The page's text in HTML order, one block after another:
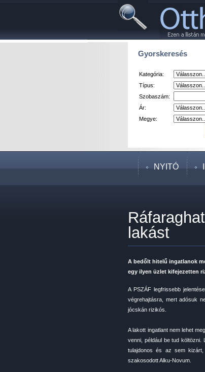
Gyorskeresés
Kategória:
Típus:
Szobaszám:
Ár:
Megye:
NYITÓ
lakást
A bedőlt hitelű ingatlanok
egy ilyen üzlet kifejezetten
A PSZÁF legfrissebb
végrehajtásra, mert adósuk
jócskán rizikós.
A lakott ingatlant nem lehet
venni, például be tud költözni.
tulajdonos és az sem
szakosodott Alku-Novum.